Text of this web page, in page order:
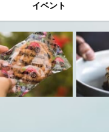
イベント